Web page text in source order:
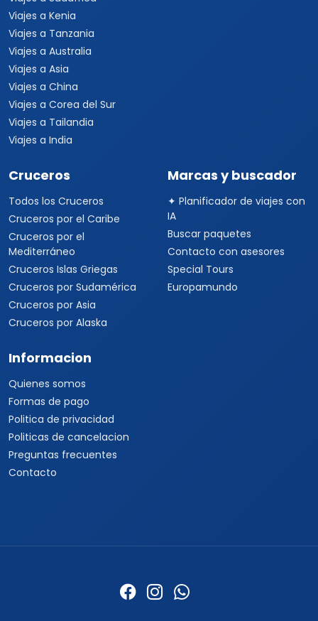
Viajes a Kenia
Viajes a Tanzania
Viajes a Australia
Viajes a Asia
Viajes a China
Viajes a Corea del Sur
Viajes a Tailandia
Viajes a India
Cruceros
Todos los Cruceros
Cruceros por el Caribe
Cruceros por el
Mediterráneo
Cruceros Islas Griegas
Cruceros por Sudamérica
Cruceros por Asia
Cruceros por Alaska
Marcas y buscador
✦ Planificador de viajes con
IA
Buscar paquetes
Contacto con asesores
Special Tours
Europamundo
Informacion
Quienes somos
Formas de pago
Politica de privacidad
Politicas de cancelacion
Preguntas frecuentes
Contacto